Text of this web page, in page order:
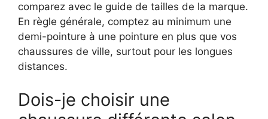
comparez avec le guide de tailles de la marque.
En règle générale, comptez au minimum une
demi-pointure à une pointure en plus que vos
chaussures de ville, surtout pour les longues
distances.
Dois-je choisir une